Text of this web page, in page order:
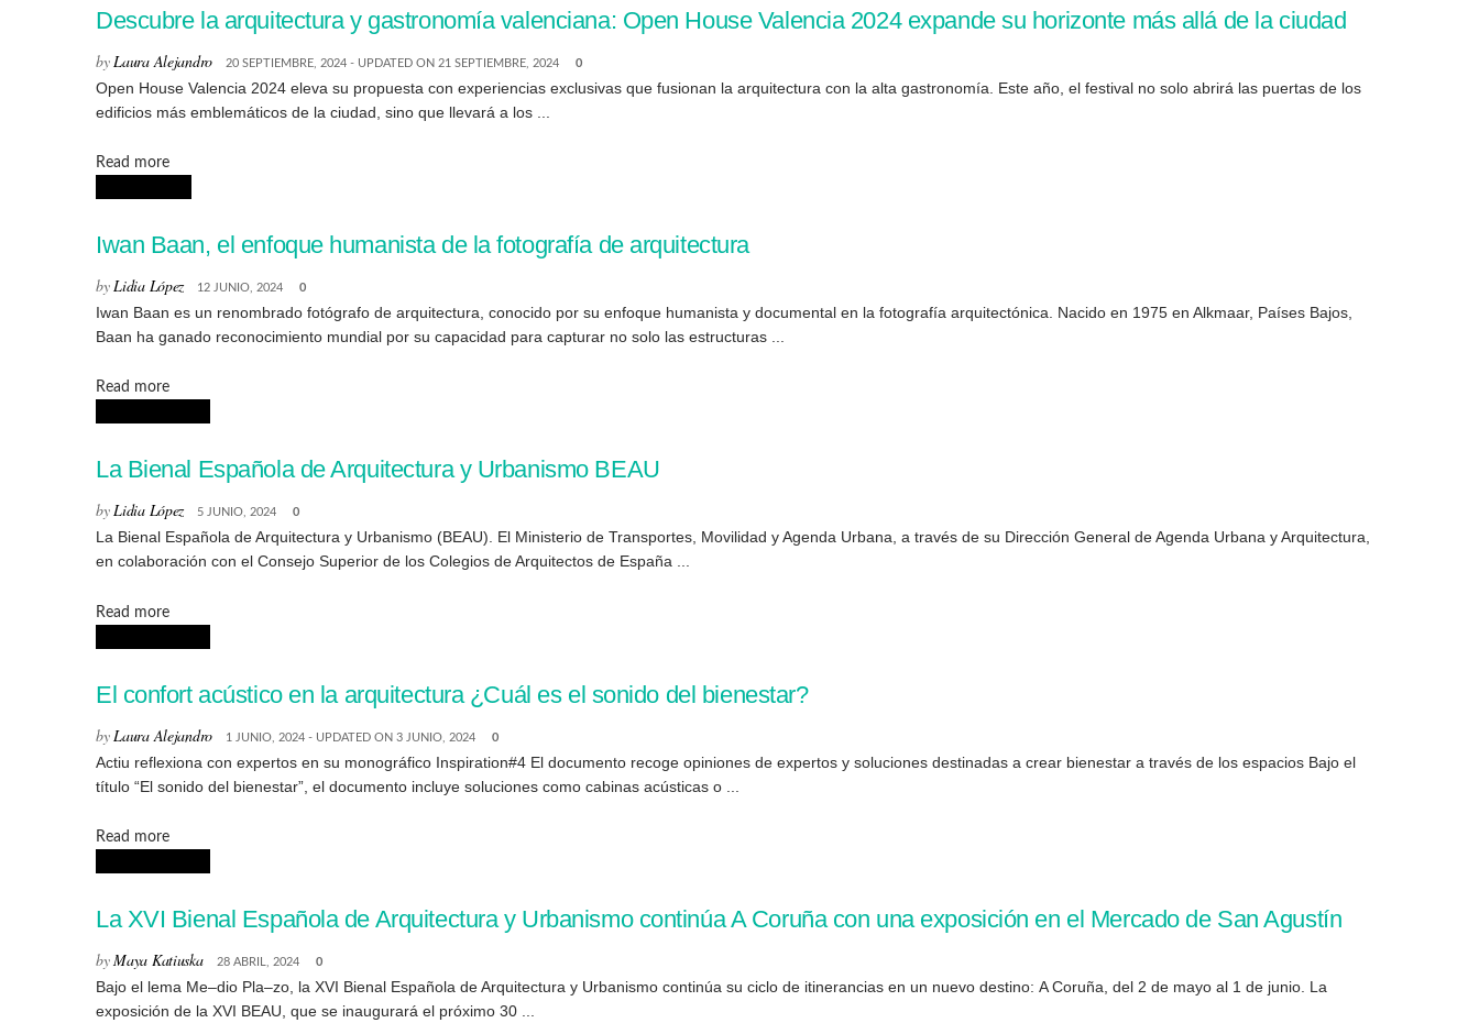
Descubre la arquitectura y gastronomía valenciana: Open House Valencia 2024 expande su horizonte más allá de la ciudad
by Laura Alejandro 20 SEPTIEMBRE, 2024 - UPDATED ON 21 SEPTIEMBRE, 2024 0
Open House Valencia 2024 eleva su propuesta con experiencias exclusivas que fusionan la arquitectura con la alta gastronomía. Este año, el festival no solo abrirá las puertas de los
edificios más emblemáticos de la ciudad, sino que llevará a los ...
Read moreDetails
Iwan Baan, el enfoque humanista de la fotografía de arquitectura
byLidia López 12 JUNIO, 2024 0
Iwan Baan es un renombrado fotógrafo de arquitectura, conocido por su enfoque humanista y documental en la fotografía arquitectónica. Nacido en 1975 en Alkmaar, Países Bajos,
Baan ha ganado reconocimiento mundial por su capacidad para capturar no solo las estructuras ...
Read moreDetails
La Bienal Española de Arquitectura y Urbanismo BEAU
byLidia López 5 JUNIO, 2024 0
La Bienal Española de Arquitectura y Urbanismo (BEAU). El Ministerio de Transportes, Movilidad y Agenda Urbana, a través de su Dirección General de Agenda Urbana y Arquitectura,
en colaboración con el Consejo Superior de los Colegios de Arquitectos de España ...
Read moreDetails
El confort acústico en la arquitectura ¿Cuál es el sonido del bienestar?
by Laura Alejandro 1 JUNIO, 2024 - UPDATED ON 3 JUNIO, 2024 0
Actiu reflexiona con expertos en su monográfico Inspiration#4 El documento recoge opiniones de expertos y soluciones destinadas a crear bienestar a través de los espacios Bajo el
título “El sonido del bienestar”, el documento incluye soluciones como cabinas acústicas o ...
Read moreDetails
La XVI Bienal Española de Arquitectura y Urbanismo continúa A Coruña con una exposición en el Mercado de San Agustín
byMaya Katiuska 28 ABRIL, 2024 0
Bajo el lema Me–dio Pla–zo, la XVI Bienal Española de Arquitectura y Urbanismo continúa su ciclo de itinerancias en un nuevo destino: A Coruña, del 2 de mayo al 1 de junio. La
exposición de la XVI BEAU, que se inaugurará el próximo 30 ...